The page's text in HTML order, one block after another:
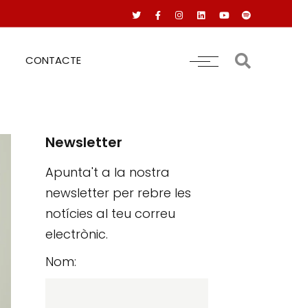
CONTACTE
Newsletter
Apunta't a la nostra
newsletter per rebre les
notícies al teu correu
electrònic.
Nom: